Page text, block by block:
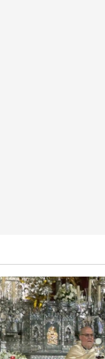
Celebraciones Eucarísticas